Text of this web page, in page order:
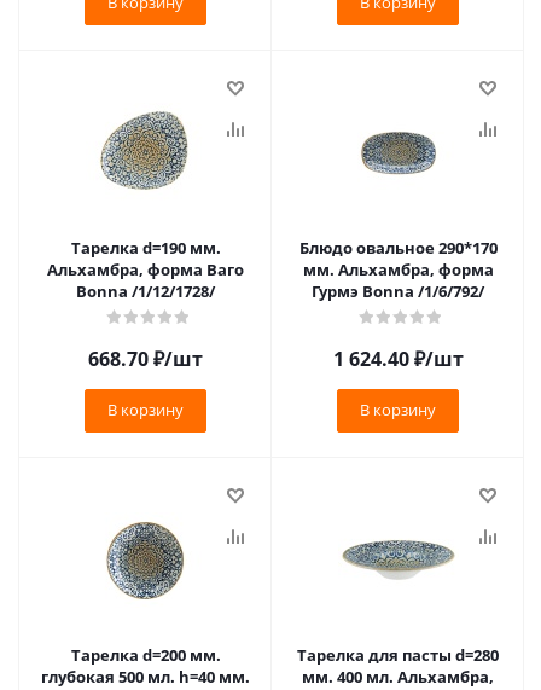
Тарелка d=190 мм.
Альхамбра, форма Ваго
Bonna /1/12/1728/
668.70₽/шт
В корзину
Блюдо овальное 290*170
мм. Альхамбра, форма
Гурмэ Bonna /1/6/792/
1 624.40₽/шт
В корзину
Тарелка d=200 мм.
глубокая 500 мл. h=40 мм.
Тарелка для пасты d=280
мм. 400 мл. Альхамбра,